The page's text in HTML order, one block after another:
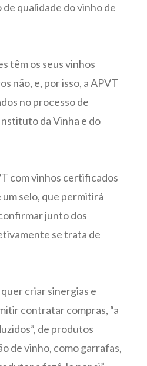
qualidade do vinho de
têm os seus vinhos
não, e, por isso, a APVT
no processo de
da Vinha e do
com vinhos certificados
selo, que permitirá
junto dos
se trata de
criar sinergias e
contratar compras, “a
de produtos
de vinho, como garrafas,